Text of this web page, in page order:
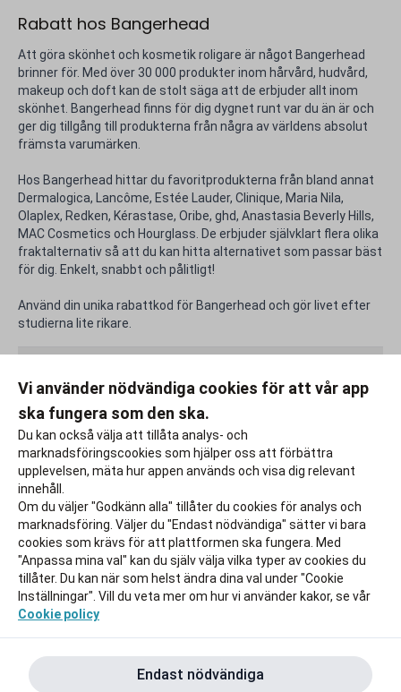
Rabatt hos Bangerhead
Att göra skönhet och kosmetik roligare är något Bangerhead
brinner för. Med över 30 000 produkter inom hårvård, hudvård,
makeup och doft kan de stolt säga att de erbjuder allt inom
skönhet. Bangerhead finns för dig dygnet runt var du än är och
ger dig tillgång till produkterna från några av världens absolut
främsta varumärken.
Hos Bangerhead hittar du favoritprodukterna från bland annat
Dermalogica, Lancôme, Estée Lauder, Clinique, Maria Nila,
Olaplex, Redken, Kérastase, Oribe, ghd, Anastasia Beverly Hills,
MAC Cosmetics och Hourglass. De erbjuder självklart flera olika
fraktalternativ så att du kan hitta alternativet som passar bäst
för dig. Enkelt, snabbt och pålitligt!
Använd din unika rabattkod för Bangerhead och gör livet efter
studierna lite rikare.
Rapportera ett problem
Vi använder nödvändiga cookies för att vår app
ska fungera som den ska.
Du kan också välja att tillåta analys- och
marknadsföringscookies som hjälper oss att förbättra
upplevelsen, mäta hur appen används och visa dig relevant
innehåll.
Om du väljer "Godkänn alla" tillåter du cookies för analys och
marknadsföring. Väljer du "Endast nödvändiga" sätter vi bara
cookies som krävs för att plattformen ska fungera. Med
"Anpassa mina val" kan du själv välja vilka typer av cookies du
tillåter. Du kan när som helst ändra dina val under "Cookie
Inställningar". Vill du veta mer om hur vi använder kakor, se vår
Cookie policy
Endast nödvändiga